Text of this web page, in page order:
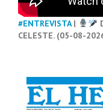
#ENTREVISTA|
CELESTE. (05-08-